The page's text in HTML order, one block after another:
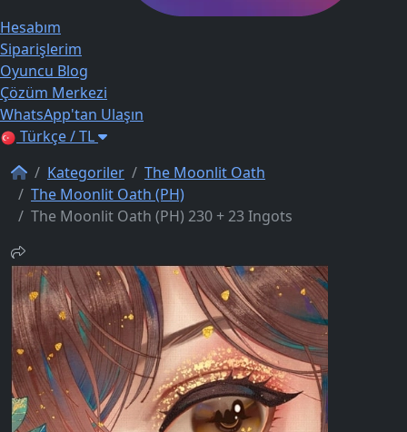
Hesabım
Siparişlerim
Oyuncu Blog
Çözüm Merkezi
WhatsApp'tan Ulaşın
Türkçe / TL
Kategoriler
The Moonlit Oath
The Moonlit Oath (PH)
The Moonlit Oath (PH) 230 + 23 Ingots